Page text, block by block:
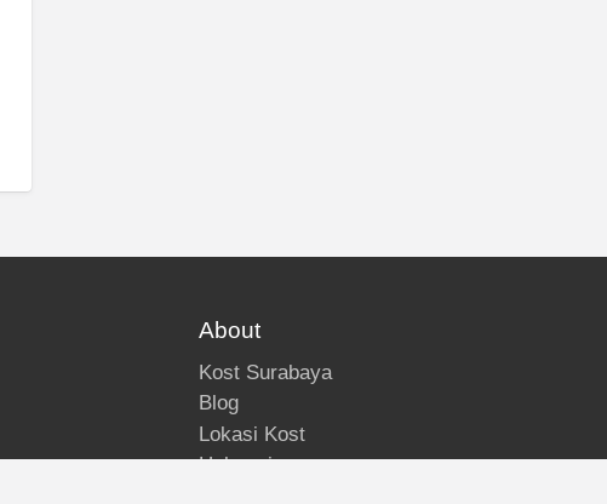
About
Kost Surabaya
Blog
Lokasi Kost
Hubungi